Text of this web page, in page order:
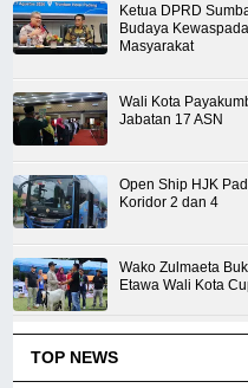
Ketua DPRD
Budaya
Masyarakat
Wali Kota
Jabatan 17 ASN
Open Ship HJK
Koridor 2 dan 4
Wako Zulmaeta
Etawa Wali Kota
TOP NEWS